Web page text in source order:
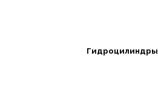
Гидроцилиндры